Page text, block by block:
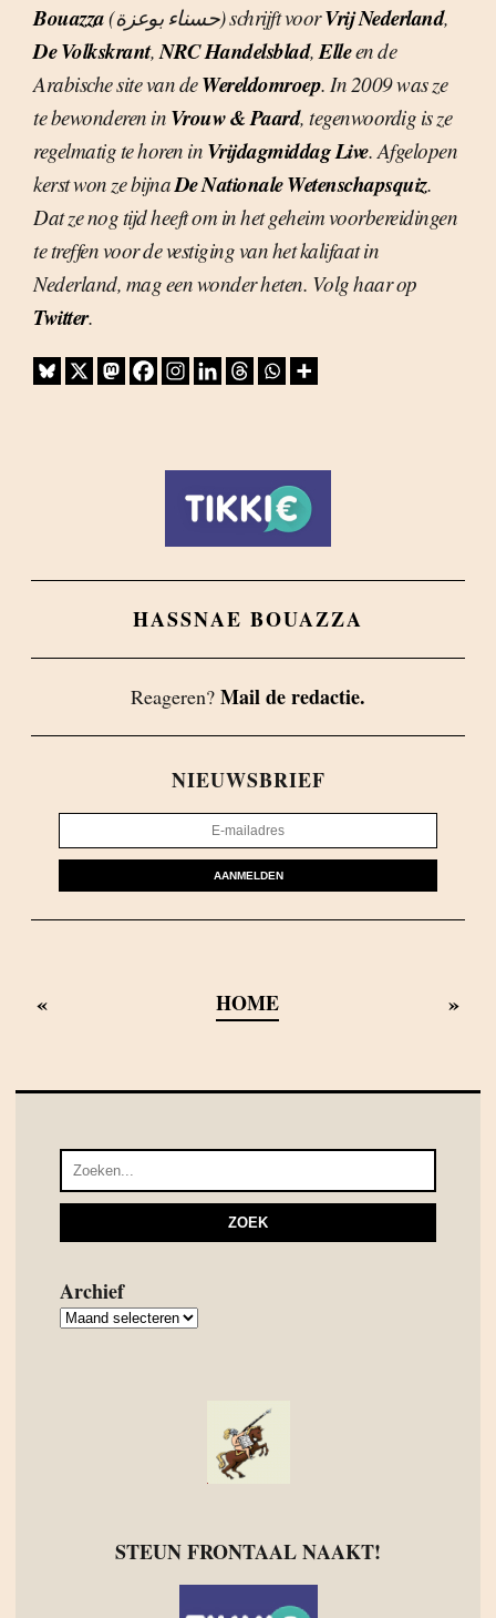
Bouazza
(حسناء بوعزة) schrijft voorVrij Nederland,
De Volkskrant,NRC Handelsblad,Elleen de
Arabische site van deWereldomroep. In 2009 was ze
te bewonderen in Vrouw & Paard, tegenwoordig is ze
regelmatig te horen in Vrijdagmiddag Live. Afgelopen
kerst won ze bijnaDe Nationale Wetenschapsquiz.
Dat ze nog tijd heeft om in het geheim voorbereidingen
te treffen voor de vestiging van het kalifaat in
Nederland, mag een wonder heten. Volg haar op
Twitter.
HASSNAE BOUAZZA
Reageren? Mail de redactie.
NIEUWSBRIEF
AANMELDEN
« HOME »
Archief
Archief
STEUN FRONTAAL NAAKT!